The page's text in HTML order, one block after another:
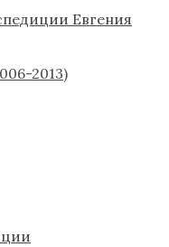
Евгения
2013)